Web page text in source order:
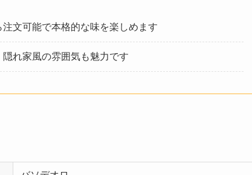
文可能で本格的な味を楽しめます
れ家風の雰囲気も魅力です